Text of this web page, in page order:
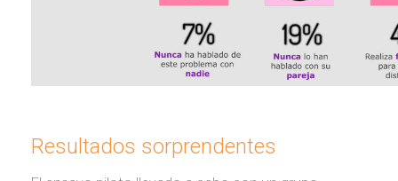
Resultados sorprendentes